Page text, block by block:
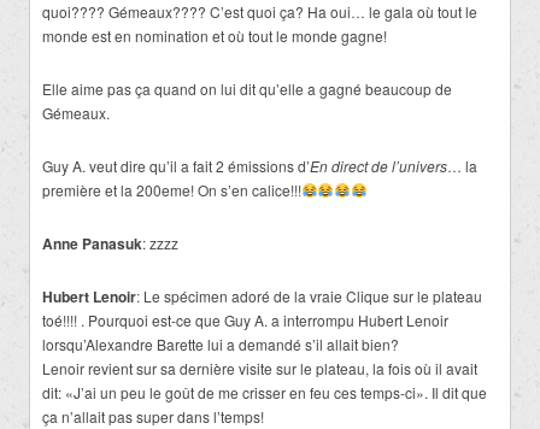
quoi???? Gémeaux???? C’est quoi ça? Ha oui… le gala où tout le
monde est en nomination et où tout le monde gagne!
Elle aime pas ça quand on lui dit qu’elle a gagné beaucoup de
Gémeaux.
Guy A. veut dire qu’il a fait 2 émissions d’En direct de l’univers… la
première et la 200eme! On s’en calice!!!
Anne Panasuk: zzzz
Hubert Lenoir: Le spécimen adoré de la vraie Clique sur le plateau
toé!!!! . Pourquoi est-ce que Guy A. a interrompu Hubert Lenoir
lorsqu’Alexandre Barette lui a demandé s’il allait bien?
Lenoir revient sur sa dernière visite sur le plateau, la fois où il avait
dit: «J’ai un peu le goût de me crisser en feu ces temps-ci». Il dit que
ça n’allait pas super dans l’temps!